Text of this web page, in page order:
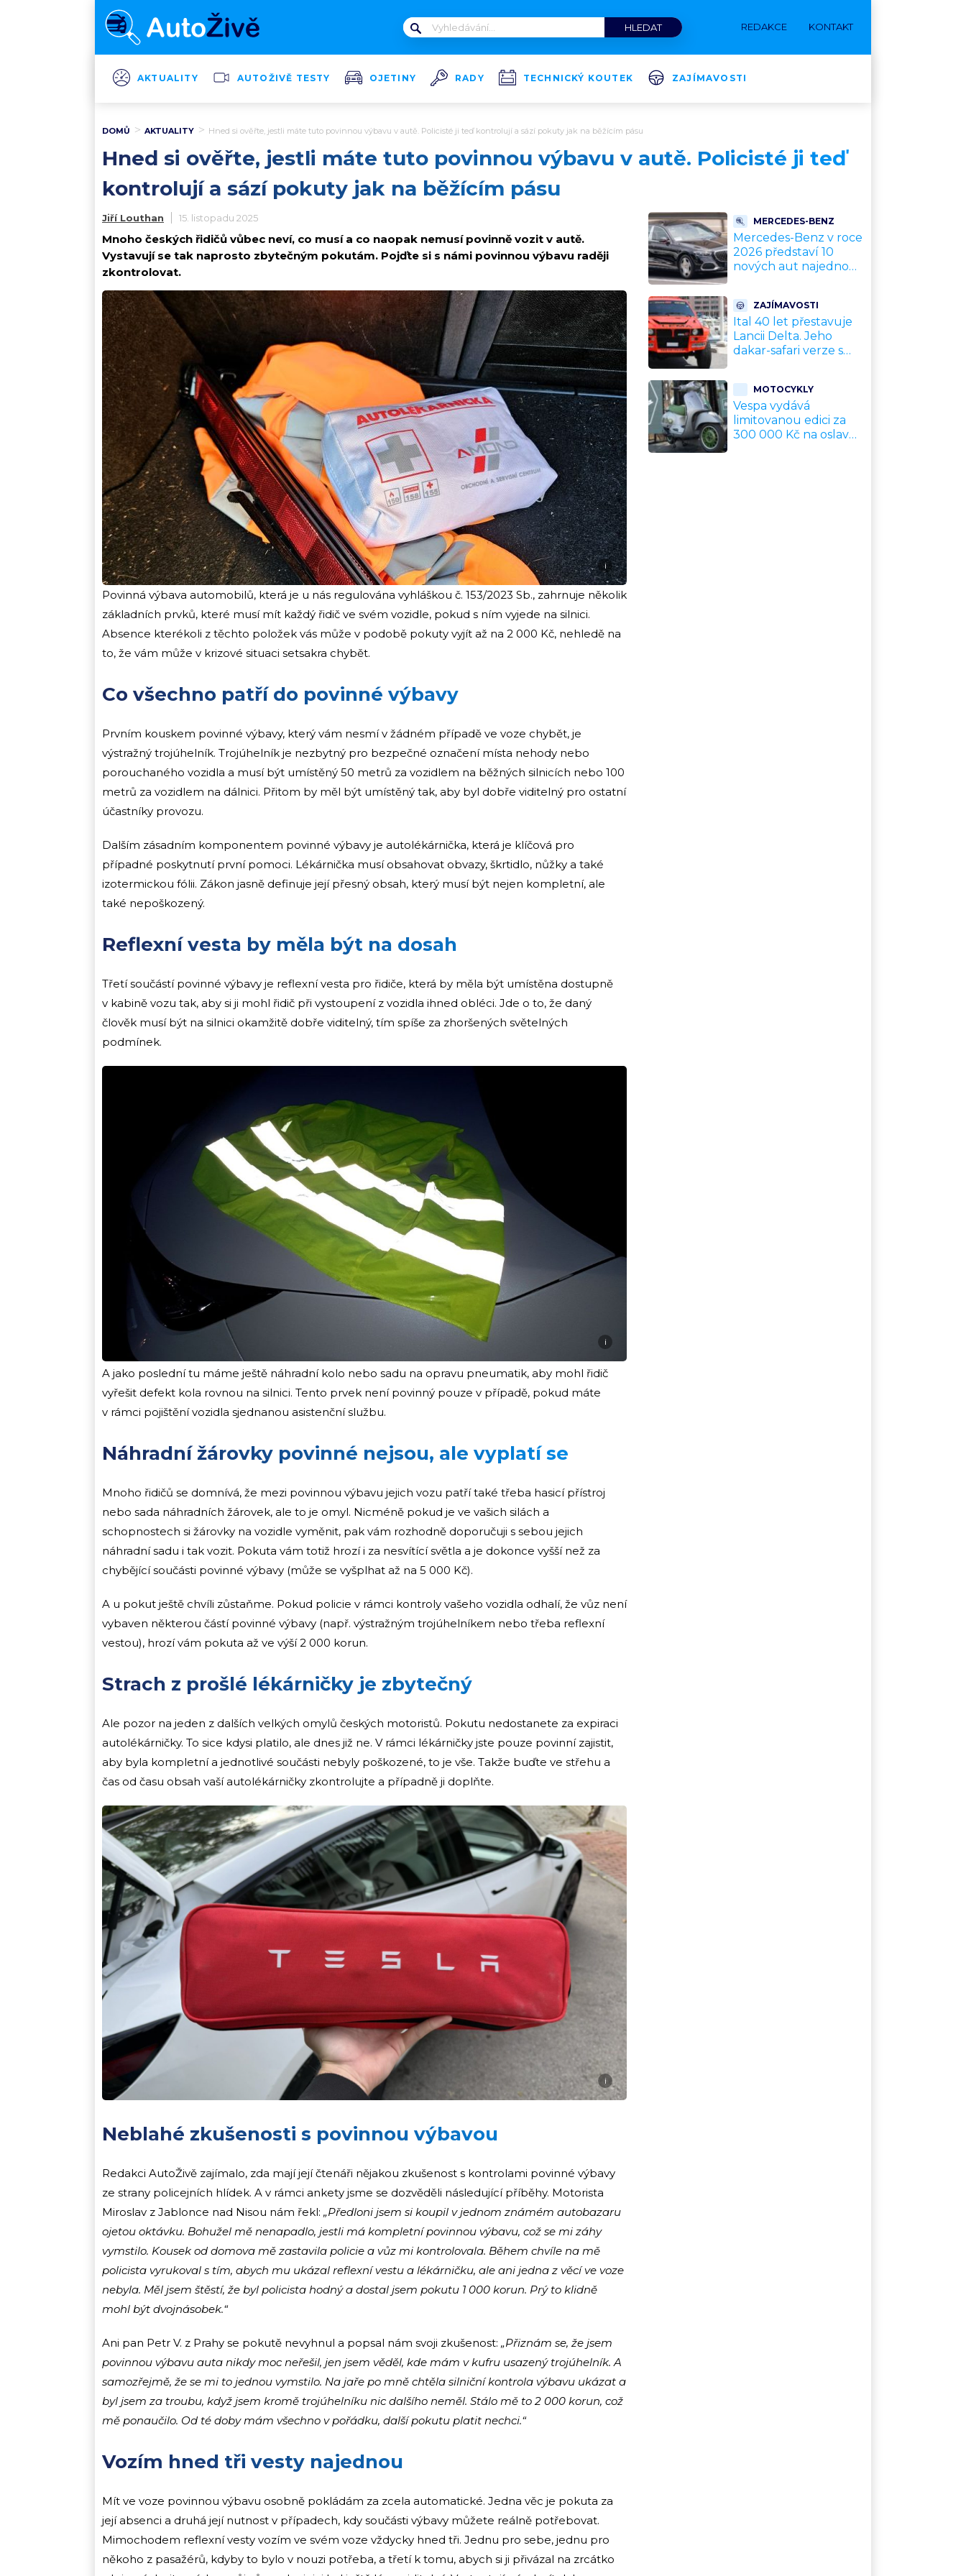
REDAKCE KONTAKT
AKTUALITY AUTOŽIVĚ TESTY OJETINY RADY TECHNICKÝ KOUTEK ZAJÍMAVOSTI
DOMŮ AKTUALITY Hned si ověřte, jestli máte tuto povinnou výbavu v autě. Policisté ji teď kontrolují a sází pokuty jak na běžícím pásu
Hned si ověřte, jestli máte tuto povinnou výbavu v autě. Policisté ji teď
kontrolují a sází pokuty jak na běžícím pásu
Jiří Louthan 15. listopadu 2025
Mnoho českých řidičů vůbec neví, co musí a co naopak nemusí povinně vozit v autě.
Vystavují se tak naprosto zbytečným pokutám. Pojďte si s námi povinnou výbavu raději
zkontrolovat.
i
Povinná výbava automobilů, která je u nás regulována vyhláškou č. 153/2023 Sb., zahrnuje několik
základních prvků, které musí mít každý řidič ve svém vozidle, pokud s ním vyjede na silnici.
Absence kterékoli z těchto položek vás může v podobě pokuty vyjít až na 2 000 Kč, nehledě na
to, že vám může v krizové situaci setsakra chybět.
Co všechno patří do povinné výbavy
Prvním kouskem povinné výbavy, který vám nesmí v žádném případě ve voze chybět, je
výstražný trojúhelník. Trojúhelník je nezbytný pro bezpečné označení místa nehody nebo
porouchaného vozidla a musí být umístěný 50 metrů za vozidlem na běžných silnicích nebo 100
metrů za vozidlem na dálnici. Přitom by měl být umístěný tak, aby byl dobře viditelný pro ostatní
účastníky provozu.
Dalším zásadním komponentem povinné výbavy je autolékárnička, která je klíčová pro
případné poskytnutí první pomoci. Lékárnička musí obsahovat obvazy, škrtidlo, nůžky a také
izotermickou fólii. Zákon jasně definuje její přesný obsah, který musí být nejen kompletní, ale
také nepoškozený.
Reflexní vesta by měla být na dosah
Třetí součástí povinné výbavy je reflexní vesta pro řidiče, která by měla být umístěna dostupně
v kabině vozu tak, aby si ji mohl řidič při vystoupení z vozidla ihned obléci. Jde o to, že daný
člověk musí být na silnici okamžitě dobře viditelný, tím spíše za zhoršených světelných
podmínek.
i
A jako poslední tu máme ještě náhradní kolo nebo sadu na opravu pneumatik, aby mohl řidič
vyřešit defekt kola rovnou na silnici. Tento prvek není povinný pouze v případě, pokud máte
v rámci pojištění vozidla sjednanou asistenční službu.
Náhradní žárovky povinné nejsou, ale vyplatí se
Mnoho řidičů se domnívá, že mezi povinnou výbavu jejich vozu patří také třeba hasicí přístroj
nebo sada náhradních žárovek, ale to je omyl. Nicméně pokud je ve vašich silách a
schopnostech si žárovky na vozidle vyměnit, pak vám rozhodně doporučuji s sebou jejich
náhradní sadu i tak vozit. Pokuta vám totiž hrozí i za nesvítící světla a je dokonce vyšší než za
chybějící součásti povinné výbavy (může se vyšplhat až na 5 000 Kč).
A u pokut ještě chvíli zůstaňme. Pokud policie v rámci kontroly vašeho vozidla odhalí, že vůz není
vybaven některou částí povinné výbavy (např. výstražným trojúhelníkem nebo třeba reflexní
vestou), hrozí vám pokuta až ve výší 2 000 korun.
Strach z prošlé lékárničky je zbytečný
Ale pozor na jeden z dalších velkých omylů českých motoristů. Pokutu nedostanete za expiraci
autolékárničky. To sice kdysi platilo, ale dnes již ne. V rámci lékárničky jste pouze povinní zajistit,
aby byla kompletní a jednotlivé součásti nebyly poškozené, to je vše. Takže buďte ve střehu a
čas od času obsah vaší autolékárničky zkontrolujte a případně ji doplňte.
i
Neblahé zkušenosti s povinnou výbavou
Redakci AutoŽivě zajímalo, zda mají její čtenáři nějakou zkušenost s kontrolami povinné výbavy
ze strany policejních hlídek. A v rámci ankety jsme se dozvěděli následující příběhy. Motorista
Miroslav z Jablonce nad Nisou nám řekl: „Předloni jsem si koupil v jednom známém autobazaru
ojetou oktávku. Bohužel mě nenapadlo, jestli má kompletní povinnou výbavu, což se mi záhy
vymstilo. Kousek od domova mě zastavila policie a vůz mi kontrolovala. Během chvíle na mě
policista vyrukoval s tím, abych mu ukázal reflexní vestu a lékárničku, ale ani jedna z věcí ve voze
nebyla. Měl jsem štěstí, že byl policista hodný a dostal jsem pokutu 1 000 korun. Prý to klidně
mohl být dvojnásobek.“
Ani pan Petr V. z Prahy se pokutě nevyhnul a popsal nám svoji zkušenost: „Přiznám se, že jsem
povinnou výbavu auta nikdy moc neřešil, jen jsem věděl, kde mám v kufru usazený trojúhelník. A
samozřejmě, že se mi to jednou vymstilo. Na jaře po mně chtěla silniční kontrola výbavu ukázat a
byl jsem za troubu, když jsem kromě trojúhelníku nic dalšího neměl. Stálo mě to 2 000 korun, což
mě ponaučilo. Od té doby mám všechno v pořádku, další pokutu platit nechci.“
Vozím hned tři vesty najednou
Mít ve voze povinnou výbavu osobně pokládám za zcela automatické. Jedna věc je pokuta za
její absenci a druhá její nutnost v případech, kdy součásti výbavy můžete reálně potřebovat.
Mimochodem reflexní vesty vozím ve svém voze vždycky hned tři. Jednu pro sebe, jednu pro
někoho z pasažérů, kdyby to bylo v nouzi potřeba, a třetí k tomu, abych si ji přivázal na zrcátko
MERCEDES-BENZ
Mercedes-Benz v roce
2026 představí 10
nových aut najednou:
ZAJÍMAVOSTI
Ital 40 let přestavuje
Lancii Delta. Jeho
dakar-safari verze s
MOTOCYKLY
Vespa vydává
limitovanou edici za
300 000 Kč na oslavu